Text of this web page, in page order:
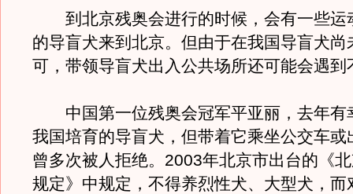
到北京残奥会进行的时候，会有一些运
的导盲犬来到北京。但由于在我国导盲犬尚
可，带领导盲犬出入公共场所还可能会遇到
中国第一位残奥会冠军平亚丽，去年有
我国培育的导盲犬，但带着它乘坐公交车或
曾多次被人拒绝。2003年北京市出台的《
规定》中规定，不得养烈性犬、大型犬，而